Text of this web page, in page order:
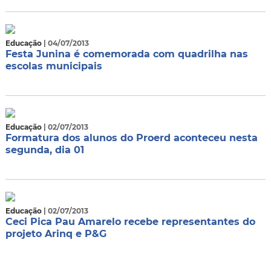
Educação | 04/07/2013
Festa Junina é comemorada com quadrilha nas
escolas municipais
Educação | 02/07/2013
Formatura dos alunos do Proerd aconteceu nesta
segunda, dia 01
Educação | 02/07/2013
Ceci Pica Pau Amarelo recebe representantes do
projeto Arinq e P&G